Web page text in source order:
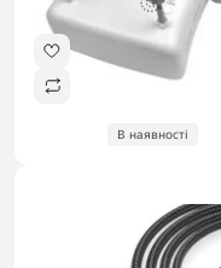
В наявності